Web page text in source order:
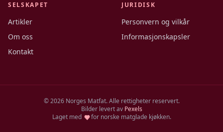
SELSKAPET
Artikler
Om oss
Kontakt
JURIDISK
Personvern og vilkår
Informasjonskapsler
©2026Norges Matfat. Alle rettigheter reservert.
Bilder levert av Pexels
Laget med
for norske matglade kjøkken.